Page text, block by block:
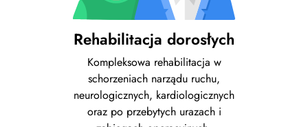
Rehabilitacja dorosłych
Kompleksowa rehabilitacja w
schorzeniach narządu ruchu,
neurologicznych, kardiologicznych
oraz po przebytych urazach i